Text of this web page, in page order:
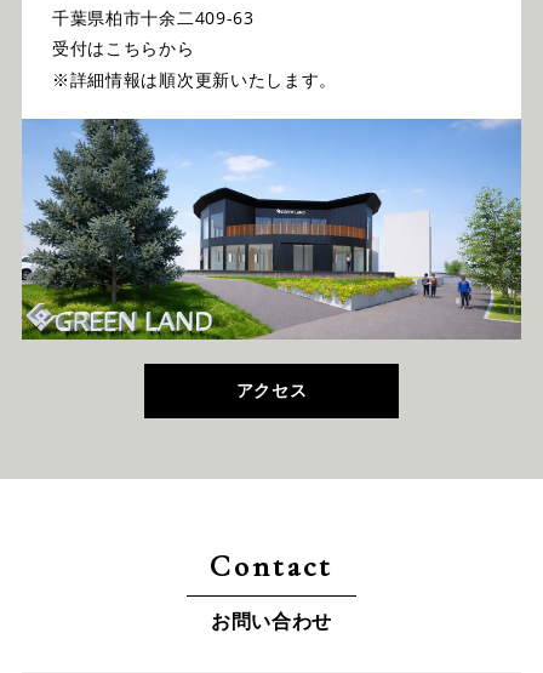
千葉県柏市十余二409-63
受付はこちらから
※詳細情報は順次更新いたします。
アクセス
Contact
お問い合わせ